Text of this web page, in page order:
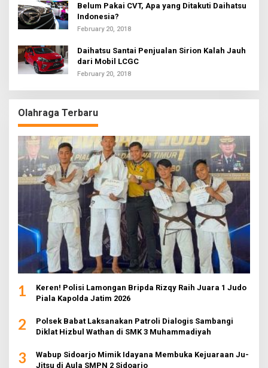
Belum Pakai CVT, Apa yang Ditakuti Daihatsu
Indonesia?
February 20, 2018
Daihatsu Santai Penjualan Sirion Kalah Jauh
dari Mobil LCGC
February 20, 2018
Olahraga Terbaru
1
Keren! Polisi Lamongan Bripda Rizqy Raih Juara 1 Judo
Piala Kapolda Jatim 2026
2
Polsek Babat Laksanakan Patroli Dialogis Sambangi
Diklat Hizbul Wathan di SMK 3 Muhammadiyah
3
Wabup Sidoarjo Mimik Idayana Membuka Kejuaraan Ju-
Jitsu di Aula SMPN 2 Sidoarjo